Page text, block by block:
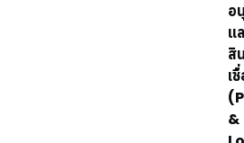
อ
แ
สิ
เ
&